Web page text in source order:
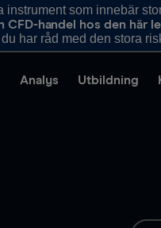
som innebär
handel hos den här
har råd med den stora
Analys Utbildning